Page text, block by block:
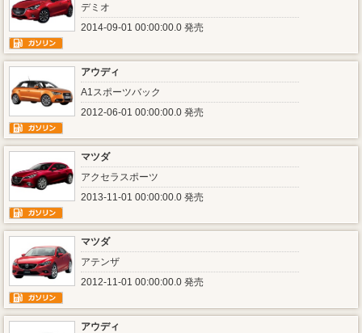
デミオ
2014-09-01 00:00:00.0 発売
アウディ
A1スポーツバック
2012-06-01 00:00:00.0 発売
マツダ
アクセラスポーツ
2013-11-01 00:00:00.0 発売
マツダ
アテンザ
2012-11-01 00:00:00.0 発売
アウディ